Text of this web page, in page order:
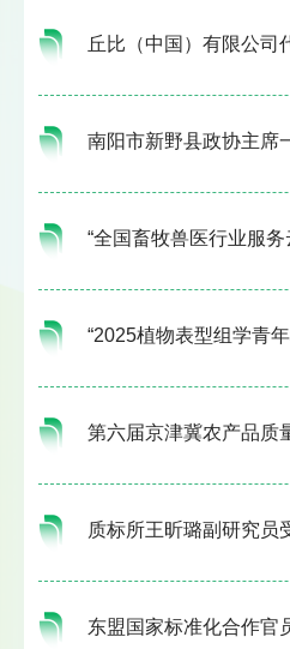
丘比（中国）有限公司代表团赴加工所
南阳市新野县政协主席一行到小汤山基地和
“全国畜牧兽医行业服务云平
“2025植物表型组学青年科学家论坛”
第六届京津冀农产品质量安全青年
质标所王昕璐副研究员受邀在“2025年农产品质量安全科普能力
东盟国家标准化合作官员研修班一行到院信息和装